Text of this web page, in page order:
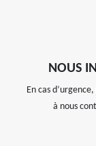
NOUS
En cas
à nous